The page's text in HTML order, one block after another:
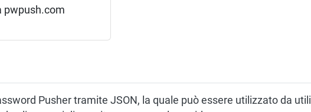
pwpush.com
Pusher tramite JSON, la quale può essere utilizzato da